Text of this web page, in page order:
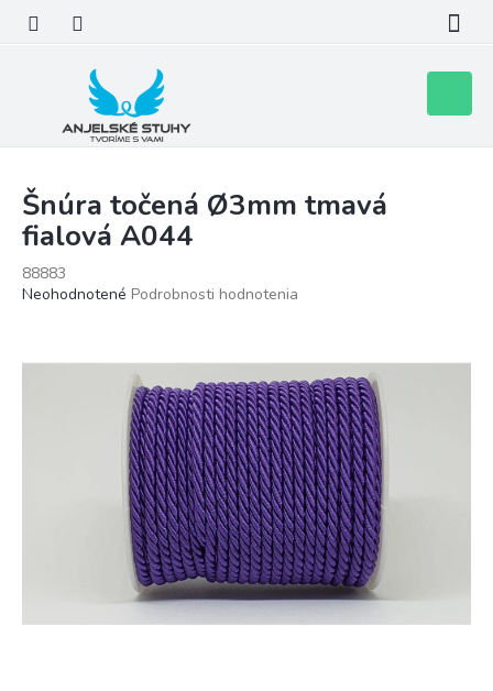
obsah
košík
Šnúra točená Ø3mm tmavá
fialová A044
88883
Priemerné
Neohodnotené Podrobnosti hodnotenia